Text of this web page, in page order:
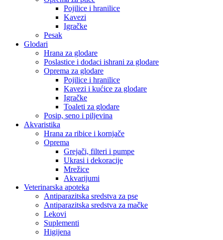
Pojilice i hranilice
Kavezi
Igračke
Pesak
Glodari
Hrana za glodare
Poslastice i dodaci ishrani za glodare
Oprema za glodare
Pojilice i hranilice
Kavezi i kućice za glodare
Igračke
Toaleti za glodare
Posip, seno i piljevina
Akvaristika
Hrana za ribice i kornjače
Oprema
Grejači, filteri i pumpe
Ukrasi i dekoracije
Mrežice
Akvarijumi
Veterinarska apoteka
Antiparazitska sredstva za pse
Antiparazitska sredstva za mačke
Lekovi
Suplementi
Higijena